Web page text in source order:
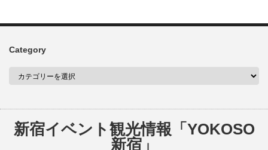
Category
新宿イベント観光情報「YOKOSO
新宿」